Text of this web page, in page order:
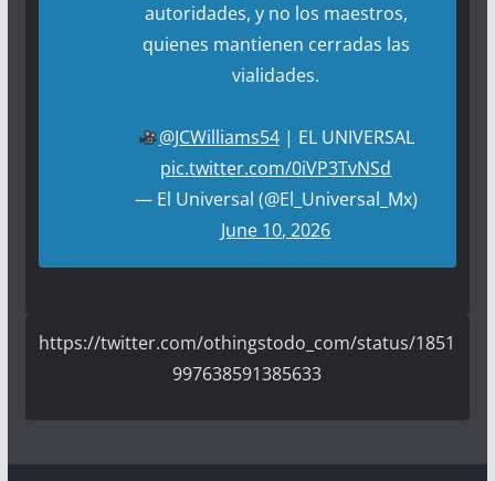
autoridades, y no los maestros,
quienes mantienen cerradas las
vialidades.
@JCWilliams54| EL UNIVERSAL
pic.twitter.com/0iVP3TvNSd
— El Universal (@El_Universal_Mx)
June 10, 2026
https://twitter.com/othingstodo_com/status/1851
997638591385633